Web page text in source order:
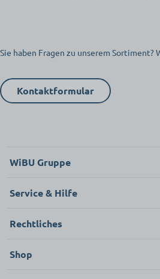
Sie haben Fragen zu unserem Sortiment?
Kontaktformular
WiBU Gruppe
News
Service & Hilfe
FAQ
Rechtliches
Shop